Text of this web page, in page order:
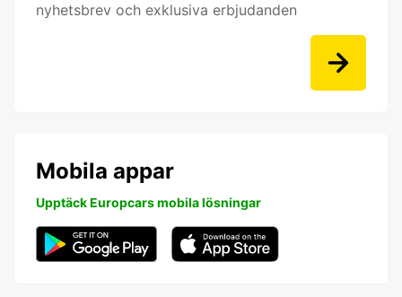
nyhetsbrev och exklusiva erbjudanden
Mobila appar
Upptäck Europcars mobila lösningar